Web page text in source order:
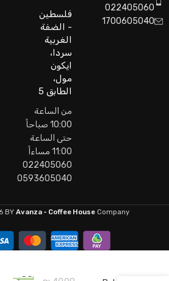
022405060
1700605040
فلسطين
- الضفة
الغربية
سردا،
ايكون
مول،
الطابق 5
من الساعة
10:00 صباحاً
حتى الساعة
11:00 مساءاً
0593605040
BY Avanza - Coffee HouseCompany
38